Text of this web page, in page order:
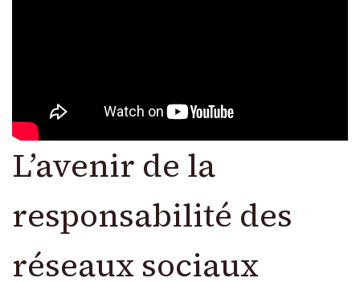
L’avenir de la
responsabilité des
réseaux sociaux